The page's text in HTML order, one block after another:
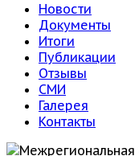
Новости
Документы
Итоги
Публикации
Отзывы
СМИ
Галерея
Контакты